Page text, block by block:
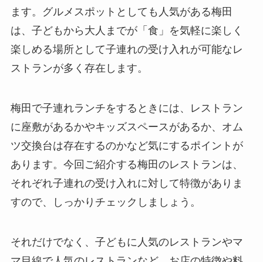
ます。グルメスポットとしても人気がある梅田
は、子どもから大人までが「食」を気軽に楽しく
楽しめる場所として子連れの受け入れが可能なレ
ストランが多く存在します。
梅田で子連れランチをするときには、レストラン
に座敷があるかやキッズスペースがあるか、オム
ツ交換台は存在するのかなど気にするポイントが
あります。今回ご紹介する梅田のレストランは、
それぞれ子連れの受け入れに対して特徴がありま
すので、しっかりチェックしましょう。
それだけでなく、子どもに人気のレストランやマ